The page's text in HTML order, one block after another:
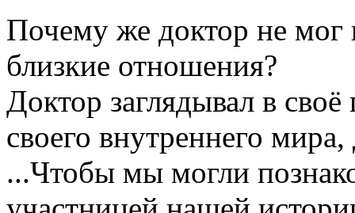
Почему же доктор не мог
близкие отношения?
Доктор заглядывал в
своего внутреннего
...Чтобы мы могли